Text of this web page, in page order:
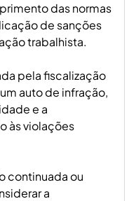
das normas
de sanções
trabalhista.
pela fiscalização
auto de infração,
e a
às violações
continuada ou
a